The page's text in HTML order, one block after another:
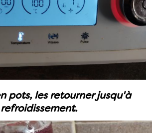
pots, les retourner jusqu'à